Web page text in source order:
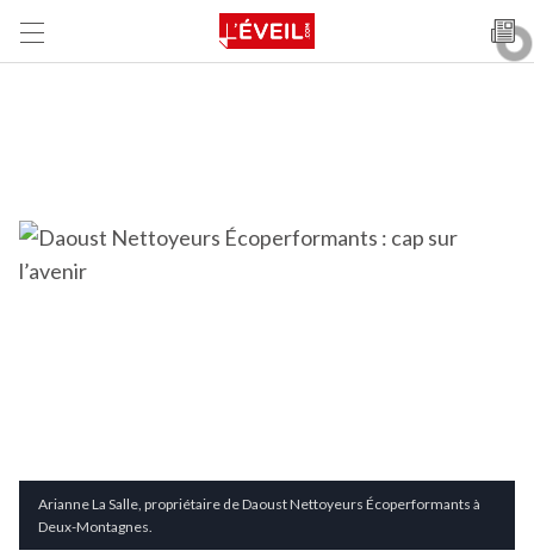
Arianne La Salle, propriétaire de Daoust Nettoyeurs Écoperformants à
Deux-Montagnes.